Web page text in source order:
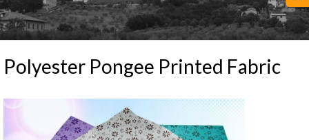
Polyester Pongee Printed Fabric